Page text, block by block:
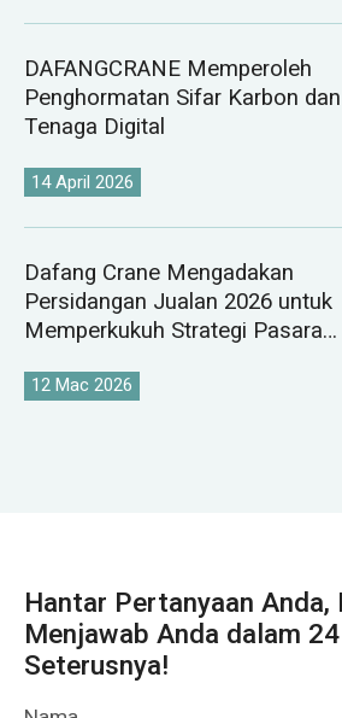
DAFANGCRANE Memperoleh
Penghormatan Sifar Karbon dan
Tenaga Digital
14 April 2026
Dafang Crane Mengadakan
Persidangan Jualan 2026 untuk
Memperkukuh Strategi Pasaran
12 Mac 2026
Hantar Pertanyaan Anda,
Menjawab Anda dalam
Seterusnya!